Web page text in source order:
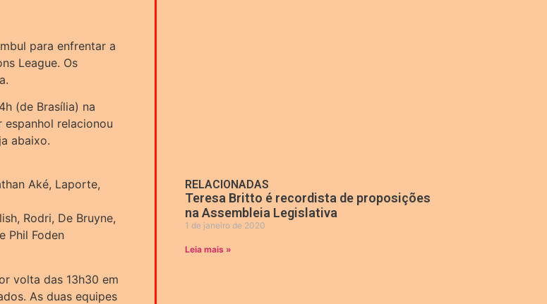
para enfrentar a
League. Os
(de Brasília) na
espanhol relacionou
abaixo.
Aké, Laporte,
Rodri, De Bruyne,
Phil Foden
volta das 13h30 em
As duas equipes
RELACIONADAS
Teresa Britto é recordista de proposições
na Assembleia Legislativa
1 de janeiro de 2020
Leia mais »